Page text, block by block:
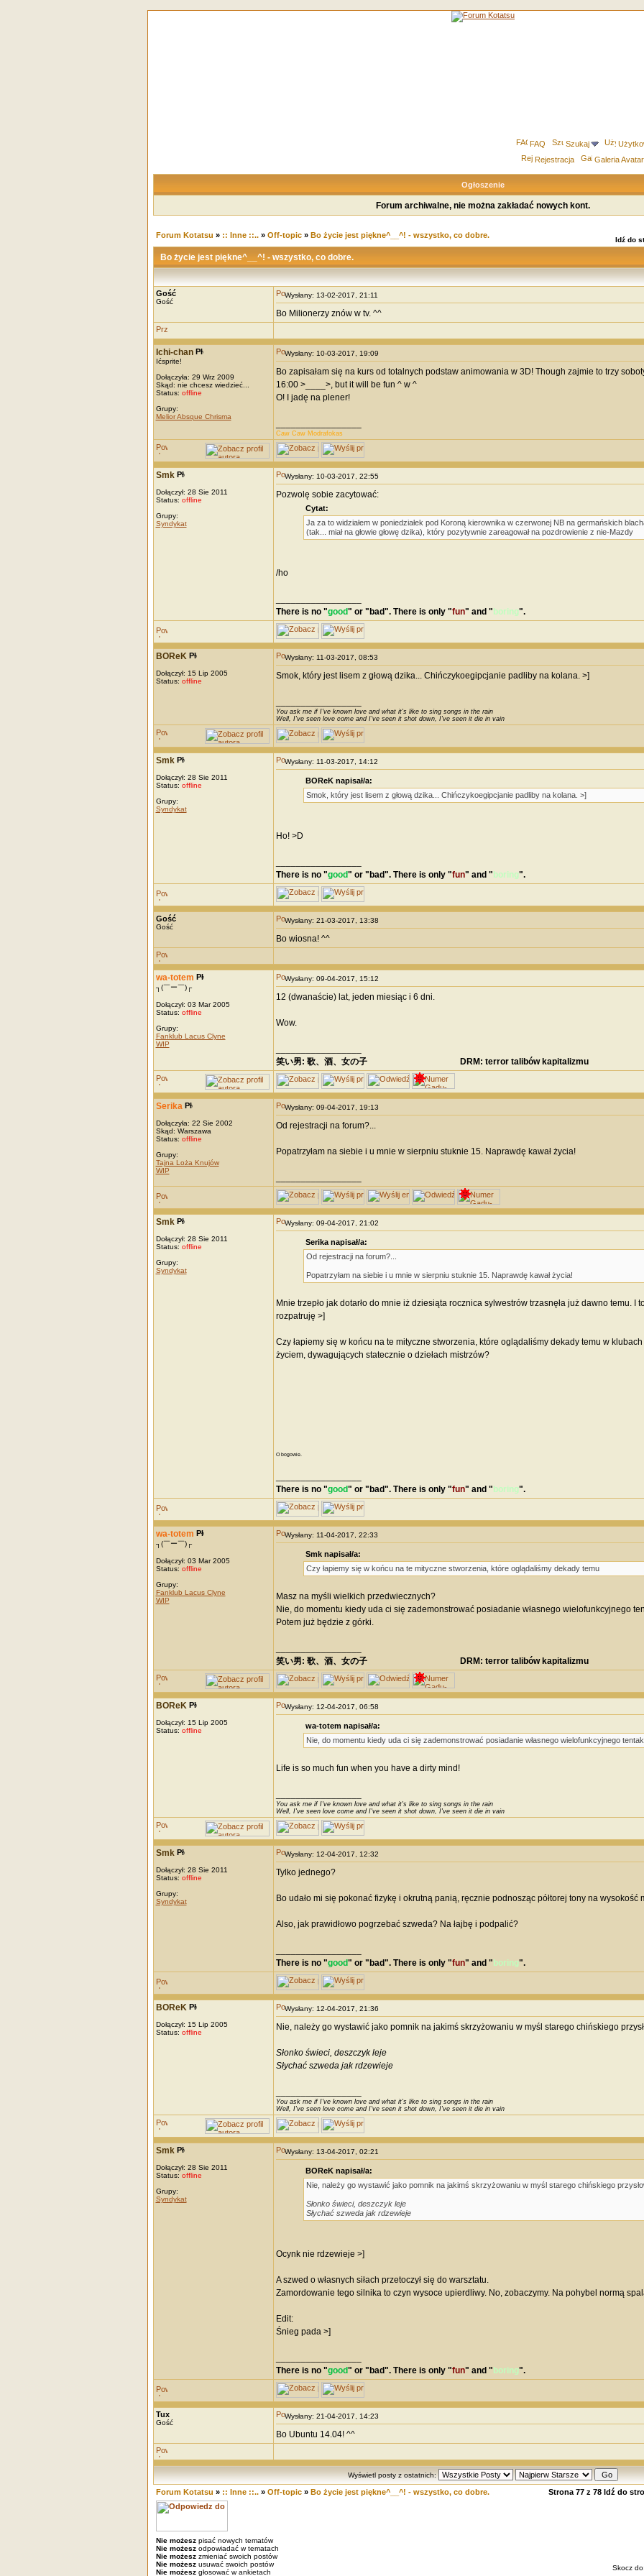
FAQ Szukaj
Rejestracja
Galeria
Ogłoszenie
Forum archiwalne, nie można zakładać nowych kont.
Forum Kotatsu » :: Inne ::..» Off-topic» Bo życie jest piękne^__^! - wszystko, co dobre.
Idź do
Bo życie jest piękne^__^! - wszystko, co dobre.
Gość
Gość
Wysłany: 13-02-2017, 21:11
Bo Milionerzy znów w tv. ^^
Ichi-chan
Ićsprite!
Dołączyła: 29 Wrz 2009
Skąd: nie chcesz wiedzieć...
Status: offline
Grupy:
Melior Absque Chrisma
Wysłany: 10-03-2017, 19:09
Bo zapisałam się na kurs od totalnych podstaw animowania w 3D! Though zajmie to trzy
16:00 >____>, but it will be fun ^ w ^
O! I jadę na plener!
Caw Caw Modrafokas
Smk
Dołączył: 28 Sie 2011
Status: offline
Grupy:
Syndykat
Wysłany: 10-03-2017, 22:55
Pozwolę sobie zacytować:
Cytat:
Ja za to widziałem w poniedziałek pod Koroną kierownika w czerwonej NB na germańskich
(tak... miał na głowie głowę dzika), który pozytywnie zareagował na pozdrowienie z nie-Mazdy
/ho
There is no "good" or " bad". There is only "fun" and " boring".
BOReK
Dołączył: 15 Lip 2005
Status: offline
Wysłany: 11-03-2017, 08:53
Smok, który jest lisem z głową dzika... Chińczykoegipcjanie padliby na kolana. >]
You ask me if I've known love and what it's like to sing songs in the rain
Well, I've seen love come and I've seen it shot down, I've seen it die in vain
Smk
Dołączył: 28 Sie 2011
Status: offline
Grupy:
Syndykat
Wysłany: 11-03-2017, 14:12
BOReK napisał/a:
Smok, który jest lisem z głową dzika... Chińczykoegipcjanie padliby na kolana. >]
Ho! >D
There is no "good" or " bad". There is only "fun" and " boring".
Gość
Gość
Wysłany: 21-03-2017, 13:38
Bo wiosna! ^^
wa-totem
┐(￣ー￣)┌
Dołączył: 03 Mar 2005
Status: offline
Grupy:
Fanklub Lacus Clyne
WIP
Wysłany: 09-04-2017, 15:12
12 (dwanaście) lat, jeden miesiąc i 6 dni.
Wow.
笑い男: 歌、酒、女の子 DRM: terror talibów kapitalizmu
Serika
Dołączyła: 22 Sie 2002
Skąd: Warszawa
Status: offline
Grupy:
Tajna Loża Knujów
WIP
Wysłany: 09-04-2017, 19:13
Od rejestracji na forum?...
Popatrzyłam na siebie i u mnie w sierpniu stuknie 15. Naprawdę kawał życia!
Smk
Dołączył: 28 Sie 2011
Status: offline
Grupy:
Syndykat
Wysłany: 09-04-2017, 21:02
Serika napisał/a:
Od rejestracji na forum?...
Popatrzyłam na siebie i u mnie w sierpniu stuknie 15. Naprawdę kawał życia!
Mnie trzepło jak dotarło do mnie iż dziesiąta rocznica sylwestrów trzasnęła już dawno temu. I
rozpatruję >]
Czy łapiemy się w końcu na te mityczne stworzenia, które oglądaliśmy dekady temu w
życiem, dywagujących statecznie o dziełach mistrzów?
O bogowie.
There is no "good" or " bad". There is only "fun" and " boring".
wa-totem
┐(￣ー￣)┌
Dołączył: 03 Mar 2005
Status: offline
Grupy:
Fanklub Lacus Clyne
WIP
Wysłany: 11-04-2017, 22:33
Smk napisał/a:
Czy łapiemy się w końcu na te mityczne stworzenia, które oglądaliśmy dekady temu
Masz na myśli wielkich przedwiecznych?
Nie, do momentu kiedy uda ci się zademonstrować posiadanie własnego wielofunkcyjnego
Potem już będzie z górki.
笑い男: 歌、酒、女の子 DRM: terror talibów kapitalizmu
BOReK
Dołączył: 15 Lip 2005
Status: offline
Wysłany: 12-04-2017, 06:58
wa-totem napisał/a:
Nie, do momentu kiedy uda ci się zademonstrować posiadanie własnego wielofunkcyjnego
Life is so much fun when you have a dirty mind!
You ask me if I've known love and what it's like to sing songs in the rain
Well, I've seen love come and I've seen it shot down, I've seen it die in vain
Smk
Dołączył: 28 Sie 2011
Status: offline
Grupy:
Syndykat
Wysłany: 12-04-2017, 12:32
Tylko jednego?
Bo udało mi się pokonać fizykę i okrutną panią, ręcznie podnosząc półtorej tony na wysokość
Also, jak prawidłowo pogrzebać szweda? Na łajbę i podpalić?
There is no "good" or " bad". There is only "fun" and " boring".
BOReK
Dołączył: 15 Lip 2005
Status: offline
Wysłany: 12-04-2017, 21:36
Nie, należy go wystawić jako pomnik na jakimś skrzyżowaniu w myśl starego chińskiego
Słonko świeci, deszczyk leje
Słychać szweda jak rdzewieje
You ask me if I've known love and what it's like to sing songs in the rain
Well, I've seen love come and I've seen it shot down, I've seen it die in vain
Smk
Dołączył: 28 Sie 2011
Status: offline
Grupy:
Syndykat
Wysłany: 13-04-2017, 02:21
BOReK napisał/a:
Nie, należy go wystawić jako pomnik na jakimś skrzyżowaniu w myśl starego chińskiego
Słonko świeci, deszczyk leje
Słychać szweda jak rdzewieje
Ocynk nie rdzewieje >]
A szwed o własnych siłach przetoczył się do warsztatu.
Zamordowanie tego silnika to czyn wysoce upierdliwy. No, zobaczymy. Na pohybel normą
Edit:
Śnieg pada >]
There is no "good" or " bad". There is only "fun" and " boring".
Tux
Gość
Wysłany: 21-04-2017, 14:23
Bo Ubuntu 14.04! ^^
Wyświetl posty z ostatnich:
Forum Kotatsu » :: Inne ::..» Off-topic» Bo życie jest piękne^__^! - wszystko, co dobre. Strona 77z 78Idź do
Nie możeszpisać nowych tematów
Nie możeszodpowiadać w tematach
Nie możeszzmieniać swoich postów
Nie możeszusuwać swoich postów
Nie możeszgłosować w ankietach
Skocz do: